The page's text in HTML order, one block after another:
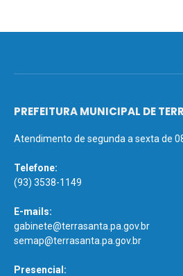
PREFEITURA MUNICIPAL DE
Atendimento de segunda a sexta de
Telefone:
(93) 3538-1149
E-mails:
gabinete@terrasanta.pa.gov.br
semap@terrasanta.pa.gov.br
Presencial: